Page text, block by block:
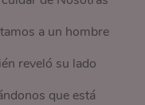
a un hombre
reveló su lado
que está